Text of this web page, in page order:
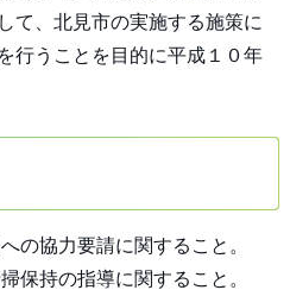
て、北見市の実施する施策に
行うことを目的に平成１０年
の協力要請に関すること。
保持の指導に関すること。